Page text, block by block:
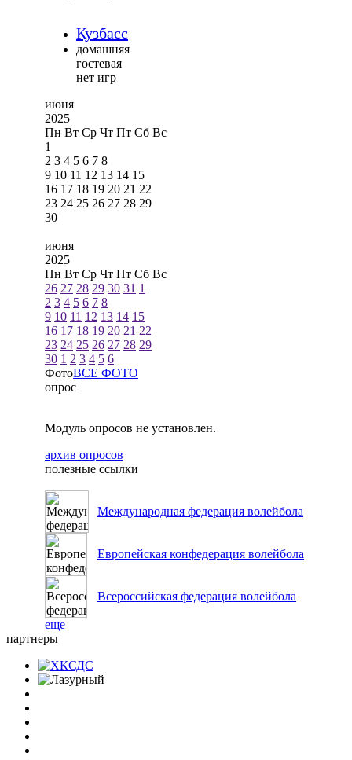
Кузбасс
домашняя
гостевая
нет игр
июня
2025
Пн Вт Ср Чт Пт Сб Вс
1
2 3 4 5 6 7 8
9 10 11 12 13 14 15
16 17 18 19 20 21 22
23 24 25 26 27 28 29
30
июня
2025
Пн Вт Ср Чт Пт Сб Вс
26 27 28 29 30 31 1
2 3 4 5 6 7 8
9 10 11 12 13 14 15
16 17 18 19 20 21 22
23 24 25 26 27 28 29
30 1 2 3 4 5 6
ФотоВСЕ ФОТО
опрос
Модуль опросов не установлен.
архив опросов
полезные ссылки
Международная федерация волейбола
Европейская конфедерация волейбола
Всероссийская федерация волейбола
еще
партнеры